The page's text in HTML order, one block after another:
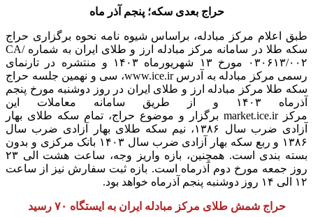
حراج بعدی سکه؛ پنجم آذر ماه
طبق اعلام مرکز مبادله، براساس شیوه ‌نامه نحوه برگزاری حراج
سکه طلا در سامانه مرکز مبادله ارز و طلای ایران به شماره CA/
۰۳۰۶۱۳/۰۰۲ مورخ ۱۳ شهریورماه ۱۴۰۳ و منتشره در تارنمای
رسمی مرکز مبادله به آدرس www.ice.ir، سی و نهمین جلسه حراج
سکه طلا مرکز مبادله ارز و طلای ایران در روز دوشنبه مورخ پنجم
آذرماه ۱۴۰۳ و از طریق سامانه معاملات این
مرکز market.ice.ir برگزار و موضوع حراج، تمام سکه طلای بهار
آزادی ضرب سال ۱۳۸۶، نیم سکه طلای بهار آزادی ضرب سال
۱۳۸۶ و ربع سکه بهار آزادی ضرب سال ۱۴۰۳ بانک مرکزی و بدون
بسته بندی است. همچنین، بازه واریز وجه، ساعت هشت الی ۲۳
روز جمعه مورخ دوم آذرماه است. بازه ثبت سفارش نیز از ساعت
۱۲ الی ۱۴ روز دوشنبه پنجم آذرماه خواهد بود.
حراج شمش طلای مرکز مبادله ایران به ایستگاه ۷۰ رسید